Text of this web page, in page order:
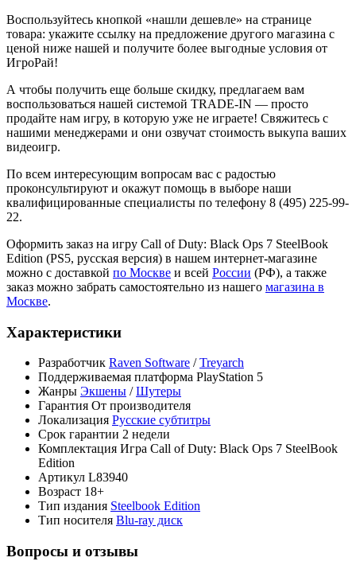
Воспользуйтесь кнопкой «нашли дешевле» на странице
товара: укажите ссылку на предложение другого магазина с
ценой ниже нашей и получите более выгодные условия от
ИгроРай!
А чтобы получить еще больше скидку, предлагаем вам
воспользоваться нашей системой TRADE-IN — просто
продайте нам игру, в которую уже не играете! Свяжитесь с
нашими менеджерами и они озвучат стоимость выкупа ваших
видеоигр.
По всем интересующим вопросам вас с радостью
проконсультируют и окажут помощь в выборе наши
квалифицированные специалисты по телефону 8 (495) 225-99-
22.
Оформить заказ на игру Call of Duty: Black Ops 7 SteelBook
Edition (PS5, русская версия) в нашем интернет-магазине
можно с доставкой по Москве и всей России (РФ), а также
заказ можно забрать самостоятельно из нашего магазина в
Москве.
Характеристики
Разработчик Raven Software /Treyarch
Поддерживаемая платформа PlayStation 5
Жанры Экшены /Шутеры
Гарантия От производителя
Локализация Русские субтитры
Срок гарантии 2 недели
Комплектация Игра Call of Duty: Black Ops 7 SteelBook
Edition
Артикул L83940
Возраст 18+
Тип издания Steelbook Edition
Тип носителя Blu-ray диск
Вопросы и отзывы